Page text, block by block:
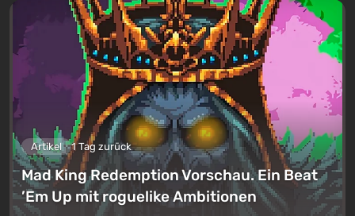
Artikel 1 Tag zurück
Mad King Redemption Vorschau. Ein Beat
’Em Up mit roguelike Ambitionen